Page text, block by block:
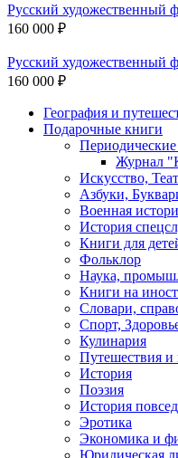
Русский художественный
160 000 ₽
Русский художественный
160 000 ₽
Разделы
каталога
География и
Подарочные книги
Журнал
Искусство,
Азбуки,
Военная
История
Книги для
Фольклор
Наука,
Книги на
Словари,
Спорт,
Кулинария
Путешествия и
История
Поэзия
История
Эротика
Экономика и
Юридическая